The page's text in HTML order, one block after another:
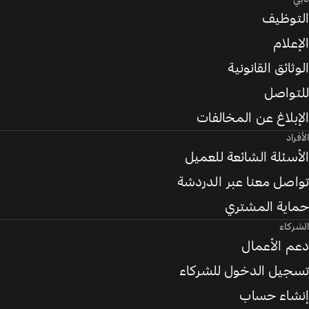
التوظيف
الإعلام
الوثائق القانونية
للتواصل
الإبلاغ عن المخالفات
الأفراد
الأسئلة الشائعة للعميل
تواصل معنا عبر الدردشة
حماية المشتري
الشركاء
دعم الأعمال
تسجيل الدخول للشركاء
إنشاء حساب